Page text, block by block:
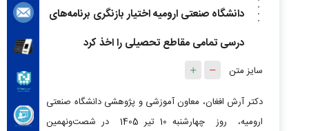
دانشگاه صنعتی ارومیه اختیار بازنگری برنامه‌های
درسی تمامی مقاطع تحصیلی را اخذ کرد
سایز متن
دکتر آرش افغان، معاون آموزشی و پژوهشی دانشگاه صنعتی
ارومیه، روز چهارشنبه 10 تیر 1405 در شصت‌ونهمین